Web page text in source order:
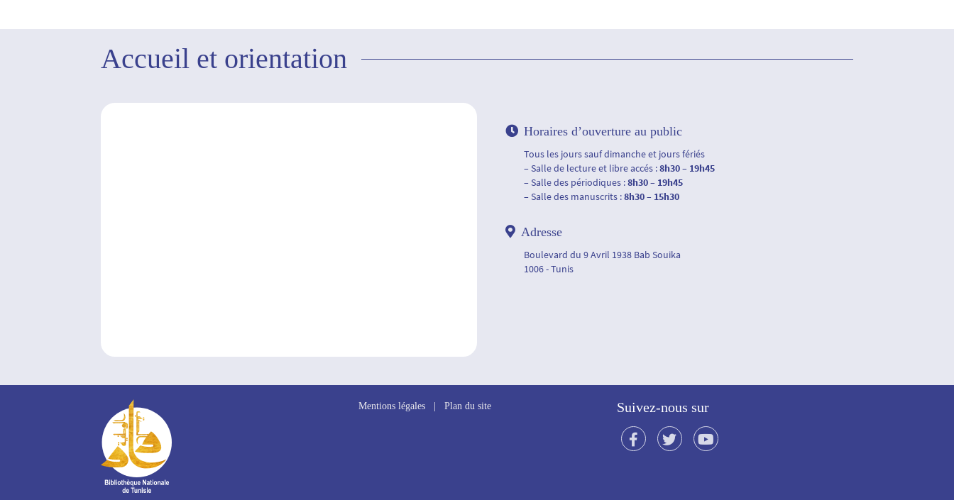
Accueil et orientation
Horaires d’ouverture au public
Tous les jours sauf dimanche et jours fériés
– Salle de lecture et libre accés :8h30 – 19h45
– Salle des périodiques :8h30 – 19h45
– Salle des manuscrits :8h30 – 15h30
Adresse
Boulevard du 9 Avril 1938 Bab Souika
1006 - Tunis
Mentions légales Plan du site Suivez-nous sur